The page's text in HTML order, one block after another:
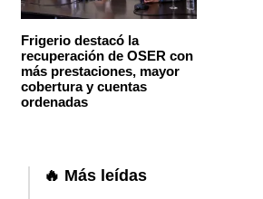
Frigerio destacó la
recuperación de OSER con
más prestaciones, mayor
cobertura y cuentas
ordenadas
🔥 Más leídas